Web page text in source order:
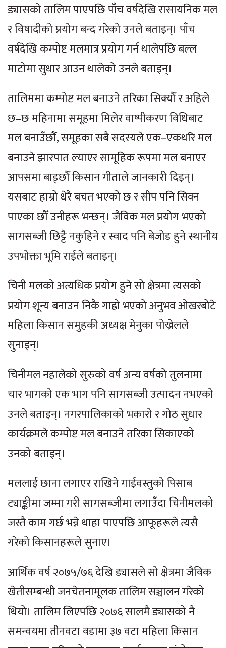
ड्यासको तालिम पाएपछि पाँच वर्षदेखि रासायनिक मल
र विषादीको प्रयोग बन्द गरेको उनले बताइन्। पाँच
वर्षदेखि कम्पोष्ट मलमात्र प्रयोग गर्न थालेपछि बल्ल
माटोमा सुधार आउन थालेको उनले बताइन्।
तालिममा कम्पोष्ट मल बनाउने तरिका सिक्यौँ र अहिले
छ–छ महिनामा समूहमा मिलेर वाष्पीकरण विधिबाट
मल बनाउँछौँ, समूहका सबै सदस्यले एक–एकथरि मल
बनाउने झारपात ल्याएर सामूहिक रूपमा मल बनाएर
आपसमा बाड्छौँ किसान गीताले जानकारी दिइन्।
यसबाट हाम्रो धेरै बचत भएको छ र सीप पनि सिक्न
पाएका छौँ उनीहरू भन्छन्। जैविक मल प्रयोग भएको
सागसब्जी छिट्टै नकुहिने र स्वाद पनि बेजोड हुने स्थानीय
उपभोक्ता भूमि राईले बताइन्।
चिनी मलको अत्यधिक प्रयोग हुने सो क्षेत्रमा त्यसको
प्रयोग शून्य बनाउन निकै गाह्रो भएको अनुभव ओखरबोटे
महिला किसान समुहकी अध्यक्ष मेनुका पोख्रेलले
सुनाइन्।
चिनीमल नहालेको सुरुको वर्ष अन्य वर्षको तुलनामा
चार भागको एक भाग पनि सागसब्जी उत्पादन नभएको
उनले बताइन्। नगरपालिकाको भकारो र गोठ सुधार
कार्यक्रमले कम्पोष्ट मल बनाउने तरिका सिकाएको
उनको बताइन्।
मललाई छाना लगाएर राखिने गाईवस्तुको पिसाब
ट्याङ्कीमा जम्मा गरी सागसब्जीमा लगाउँदा चिनीमलको
जस्तै काम गर्छ भन्ने थाहा पाएपछि आफूहरूले त्यसै
गरेको किसानहरूले सुनाए।
आर्थिक वर्ष २०७५/७६ देखि ड्यासले सो क्षेत्रमा जैविक
खेतीसम्बन्धी जनचेतनामूलक तालिम सञ्चालन गरेको
थियो। तालिम लिएपछि २०७६ सालमै ड्यासको नै
समन्वयमा तीनवटा वडामा ३७ वटा महिला किसान